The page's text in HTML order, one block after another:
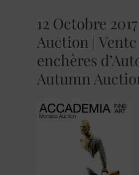
12 Octobre
Auction |
enchères
Autumn